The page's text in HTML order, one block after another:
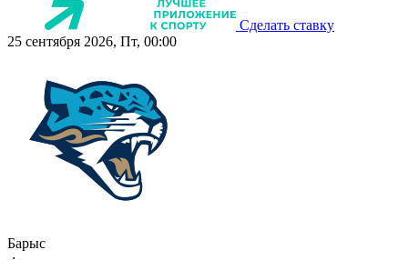
Сделать ставку
25 сентября 2026, Пт, 00:00
Барыс